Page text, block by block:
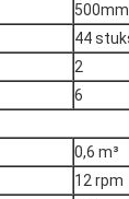
44
2
6
0,6 m³
12 rpm